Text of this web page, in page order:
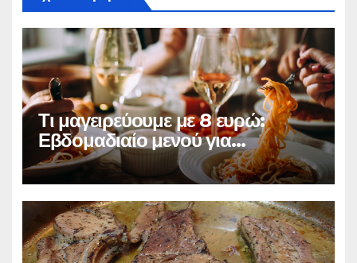
Τι μαγειρεύουμε με 8 ευρώ:
Εβδομαδιαίο μενού για
τετραμελή οικογένεια